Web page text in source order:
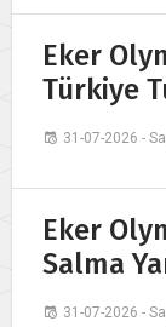
Eker
Türkiye
31-07-2026 -
Eker
Salma
31-07-2026 -